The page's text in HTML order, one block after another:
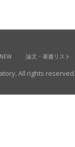
論文・著書リスト
All rights reserved.